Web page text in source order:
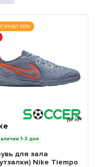
100%
1-3 дня
для зала
Nike Tiempo